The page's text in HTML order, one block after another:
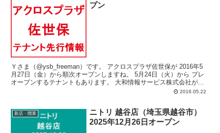
プン
Ｙさま（@ysb_freeman）です。 アクロスプラザ佐世保が 2016年5
月27日（金）から順次オープンしますね。 5月24日（火）から プレ
オープンするテナントもあります。 大和情報サービス株式会社が運
2016.05.22
新店・開業
ニトリ 越谷店（埼玉県越谷市）
2025年12月26日オープン